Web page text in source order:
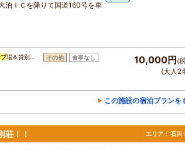
ＩＣを降りて国道160号を車
場＆貸別… その他 食事なし 10,000円 (
(大人2
この施設の宿泊プランを
荘！！ エリア： 石川